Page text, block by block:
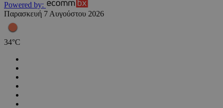
Powered by:
Παρασκευή 7 Αυγούστου 2026
34°C